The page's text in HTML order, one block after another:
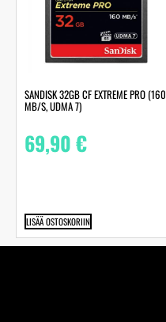
SANDISK 32GB CF EXTREME PRO (160
MB/S, UDMA 7)
69,90€
LISÄÄ OSTOSKORIIN